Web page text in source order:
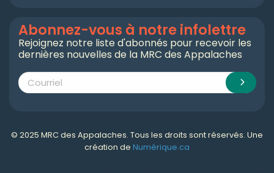
Abonnez-vous à notre infolettre
Rejoignez notre liste d'abonnés pour recevoir les
dernières nouvelles de la MRC des Appalaches
© 2025 MRC des Appalaches. Tous les droits sont réservés. Une
création de Numérique.ca